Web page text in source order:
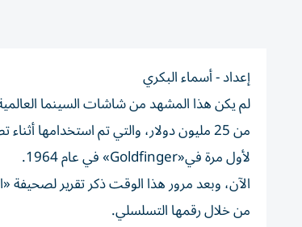
إعداد - أسماء البكري
لأول مرة في«Goldfinger» في عام 1964.
من خلال رقمها التسلسلي.